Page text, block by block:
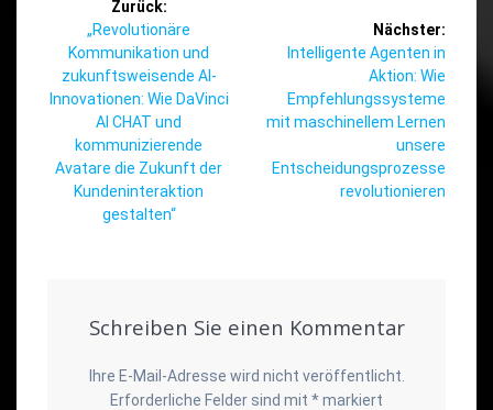
Zurück:
Vorheriger
Beitrag:
„Revolutionäre
Kommunikation und
zukunftsweisende AI-
Innovationen: Wie DaVinci
AI CHAT und
kommunizierende
Avatare die Zukunft der
Kundeninteraktion
gestalten“
Nächster:
Nächster
Intelligente Agenten in
Aktion: Wie
Empfehlungssysteme
mit maschinellem Lernen
unsere
Entscheidungsprozesse
revolutionieren
Schreiben Sie einen Kommentar
Ihre E-Mail-Adresse wird nicht veröffentlicht.
Erforderliche Felder sind mit *markiert